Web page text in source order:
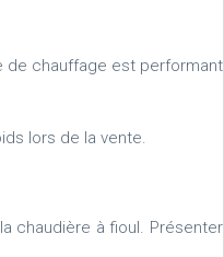
de chauffage est performant
lors de la vente.
chaudière à fioul. Présenter